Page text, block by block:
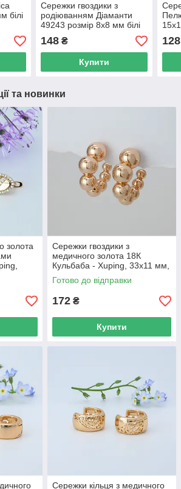
білі
Сережки гвоздики з
родіюванням Діаманти
49243 розмір 8х8 мм білі
позолота 18К
148₴
Купити
128
та новинки
золота
Сережки гвоздики з
медичного золота 18К
Кульбаба - Xuping, 33х11 мм,
8 г, арт. 59404
Готово до відправки
172 ₴
Купити
Сережки кільця з медичного